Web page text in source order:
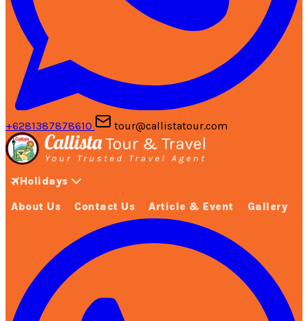
+6281387878610 tour@callistatour.com
Holidays
About Us Contact Us Article & Event Gallery